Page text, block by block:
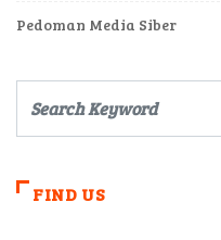
Pedoman Media Siber
FIND US